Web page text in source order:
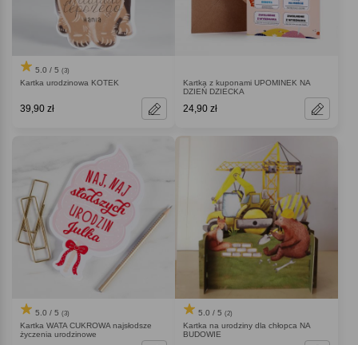
5.0 / 5 (3)
Kartka urodzinowa KOTEK
39,90 zł
Kartka z kuponami UPOMINEK NA
DZIEŃ DZIECKA
24,90 zł
5.0 / 5 (3)
Kartka WATA CUKROWA najsłodsze
życzenia urodzinowe
5.0 / 5 (2)
Kartka na urodziny dla chłopca NA
BUDOWIE